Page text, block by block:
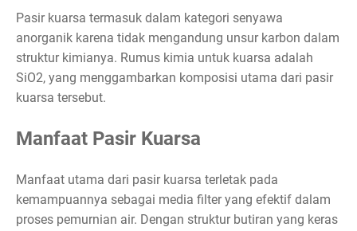
Pasir kuarsa termasuk dalam kategori senyawa
anorganik karena tidak mengandung unsur karbon dalam
struktur kimianya. Rumus kimia untuk kuarsa adalah
SiO2, yang menggambarkan komposisi utama dari pasir
kuarsa tersebut.
Manfaat Pasir Kuarsa
Manfaat utama dari pasir kuarsa terletak pada
kemampuannya sebagai media filter yang efektif dalam
proses pemurnian air. Dengan struktur butiran yang keras